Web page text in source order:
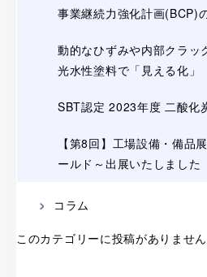
事業継続力強化計画(BCP)
動的なひずみや内部クラッ
光水性塗料で「見える化」
SBT認定 2023年度 二酸
【第8回】工場設備・備品
ールド～出展いたしました
コラム
このカテゴリーに投稿がありません